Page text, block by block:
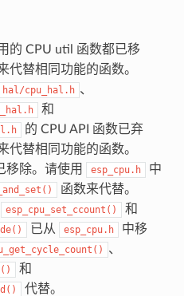
的 CPU util 函数都已移
代替相同功能的函数。
hal/cpu_hal.h 、
和
的 CPU API 函数已弃
代替相同功能的函数。
移除。请使用 esp_cpu.h
中
函数来代替。
esp_cpu_set_ccount() 和
已从 esp_cpu.h
中移
、
和
代替。